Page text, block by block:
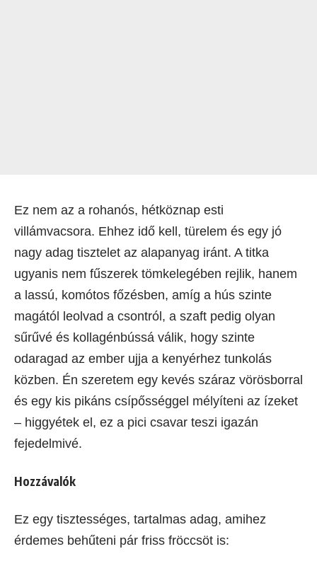
Ez nem az a rohanós, hétköznap esti
villámvacsora. Ehhez idő kell, türelem és egy jó
nagy adag tisztelet az alapanyag iránt. A titka
ugyanis nem fűszerek tömkelegében rejlik, hanem
a lassú, komótos főzésben, amíg a hús szinte
magától leolvad a csontról, a szaft pedig olyan
sűrűvé és kollagénbússá válik, hogy szinte
odaragad az ember ujja a kenyérhez tunkolás
közben. Én szeretem egy kevés száraz vörösborral
és egy kis pikáns csípősséggel mélyíteni az ízeket
– higgyétek el, ez a pici csavar teszi igazán
fejedelmivé.
Hozzávalók
Ez egy tisztességes, tartalmas adag, amihez
érdemes behűteni pár friss fröccsöt is: